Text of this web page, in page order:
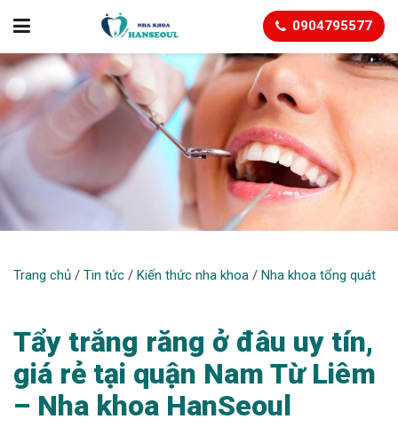
0904795577
Trang chủ / Tin tức / Kiến thức nha khoa / Nha khoa tổng quát
Tẩy trắng răng ở đâu uy tín,
giá rẻ tại quận Nam Từ Liêm
– Nha khoa HanSeoul